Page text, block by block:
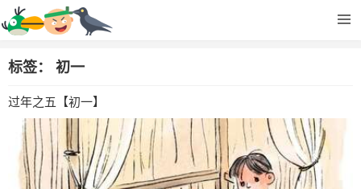
标签： 初一
过年之五【初一】